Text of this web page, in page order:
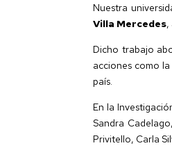
Nuestra
Villa Mercedes,
Dicho trabajo
acciones como
país.
En la
Sandra
Privitello, Carla